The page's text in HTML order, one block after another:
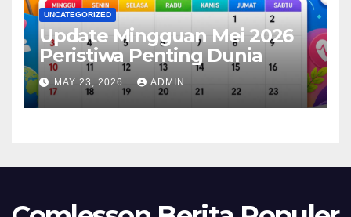
UNCATEGORIZED
Update Mingguan Mei 2026
Peristiwa Penting Dunia
MAY 23, 2026 ADMIN